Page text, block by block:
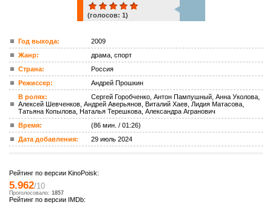
ком.
(голосов: 1)
Год выхода:
2009
Жанр:
драма, спорт
Страна:
Россия
Режиссер:
Андрей Прошкин
В ролях:
Сергей Горобченко, Антон Пампушный, Анна Уколова,
Алексей Шевченков, Андрей Аверьянов, Виталий Хаев, Лидия Матасова,
Татьяна Копылова, Наталья Терешкова, Александра Агранович
Время:
(86 мин. / 01:26)
Дата добавления:
29 июль 2024
Рейтинг по версии KinoPoisk:
5.962/10
Проголосовало: 1857
Рейтинг по версии IMDb: